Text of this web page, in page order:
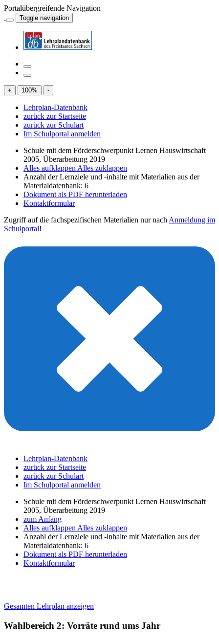
Portalübergreifende Navigation
Toggle navigation
+ 100% -
Lehrplan-Datenbank
zurück zur Startseite
zurück zur Schulart
Im Schulportal anmelden
Schule mit dem Förderschwerpunkt Lernen Hauswirtschaft
2005, Überarbeitung 2019
Alles aufklappen Alles zuklappen
Anzahl der Lernziele und -inhalte mit Materialien aus der
Materialdatenbank: 6
Dokument als PDF herunterladen
Kontaktformular
Zugriff auf die fachspezifischen Materialien nur nach Anmeldung im
Schulportal!
Lehrplan-Datenbank
zurück zur Startseite
zurück zur Schulart
Im Schulportal anmelden
Schule mit dem Förderschwerpunkt Lernen Hauswirtschaft
2005, Überarbeitung 2019
zum Anfang
Alles aufklappen Alles zuklappen
Anzahl der Lernziele und -inhalte mit Materialien aus der
Materialdatenbank: 6
Dokument als PDF herunterladen
Kontaktformular
Gesamten Lehrplan anzeigen
Wahlbereich 2: Vorräte rund ums Jahr